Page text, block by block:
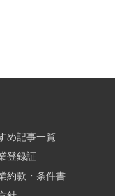
め記事一覧
登録証
約款・条件書